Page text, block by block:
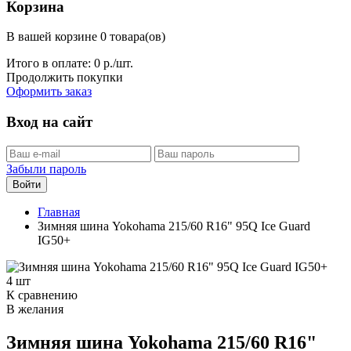
Корзина
В вашей корзине 0 товара(ов)
Итого в оплате: 0 р./шт.
Продолжить покупки
Оформить заказ
Вход на сайт
Забыли пароль
Войти
Главная
Зимняя шина Yokohama 215/60 R16" 95Q Ice Guard
IG50+
4 шт
К сравнению
В желания
Зимняя шина Yokohama 215/60 R16"